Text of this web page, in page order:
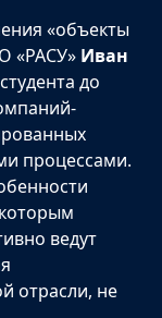
«объекты
«РАСУ» Иван
до
процессами.
ведут
отрасли, не